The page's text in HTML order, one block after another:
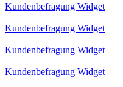
Kundenbefragung Widget
Kundenbefragung Widget
Kundenbefragung Widget
Kundenbefragung Widget